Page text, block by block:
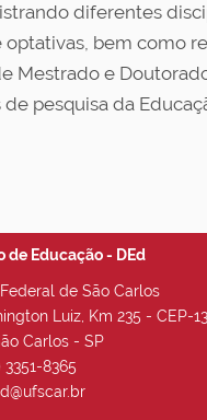
diferentes
optativas, bem como
Mestrado e
pesquisa da
de Educação - DEd
de São Carlos
Luiz, Km 235 - CEP-
Carlos - SP
3351-8365